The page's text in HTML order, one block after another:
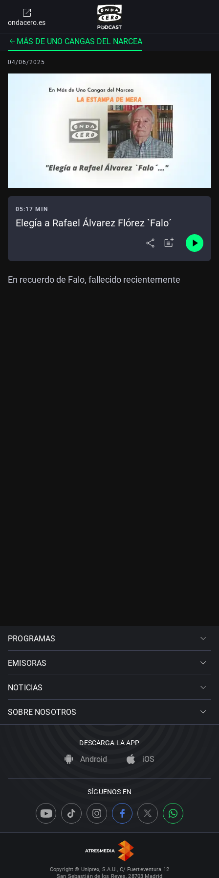
ondacero.es
MÁS DE UNO CANGAS DEL NARCEA
04/06/2025
05:17 MIN
Elegía a Rafael Álvarez Flórez `Falo´
En recuerdo de Falo, fallecido recientemente
PROGRAMAS
EMISORAS
NOTICIAS
SOBRE NOSOTROS
DESCARGA LA APP
Android iOS
SÍGUENOS EN
Copyright © Uniprex, S.A.U., C/ Fuerteventura 12
San Sebastián de los Reyes, 28703 Madrid